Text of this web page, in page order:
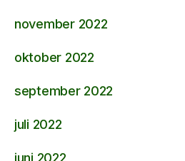
november 2022
oktober 2022
september 2022
juli 2022
juni 2022